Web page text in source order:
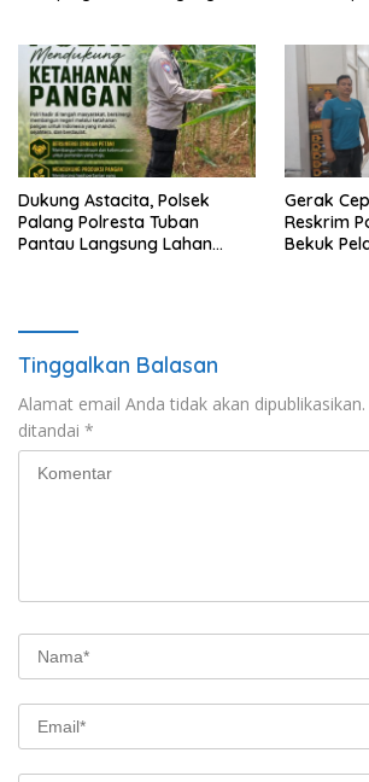
Dukung Astacita, Polsek
Palang Polresta Tuban
Pantau Langsung Lahan
Gerak
Reskrim
Bekuk
Tinggalkan Balasan
Alamat email Anda tidak akan dipublikasikan.
ditandai *